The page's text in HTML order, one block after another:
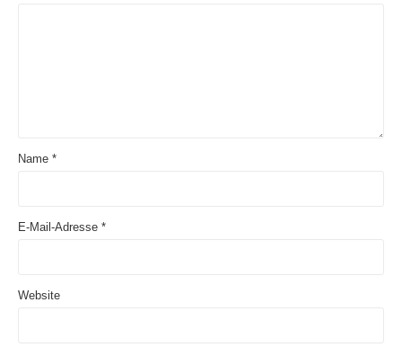
Name *
E-Mail-Adresse *
Website